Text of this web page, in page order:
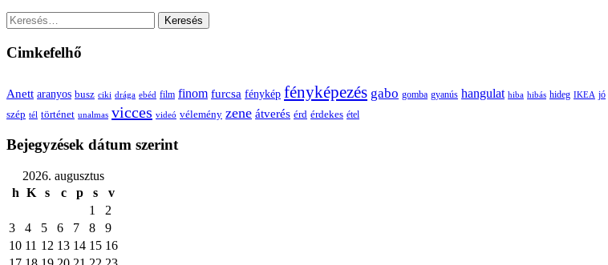
Keresés:
Cimkefelhő
Anett aranyos busz ciki drága ebéd film finom furcsa fénykép fényképezés gabo gomba gyanús hangulat hiba hibás hideg IKEA jó
szép tél történet unalmas vicces videó vélemény zene átverés érd érdekes étel
Bejegyzések dátum szerint
2026. augusztus
h K s c p s
v
1
2
3
4 5 6 7 8
9
10 11 12 13 14 15 16